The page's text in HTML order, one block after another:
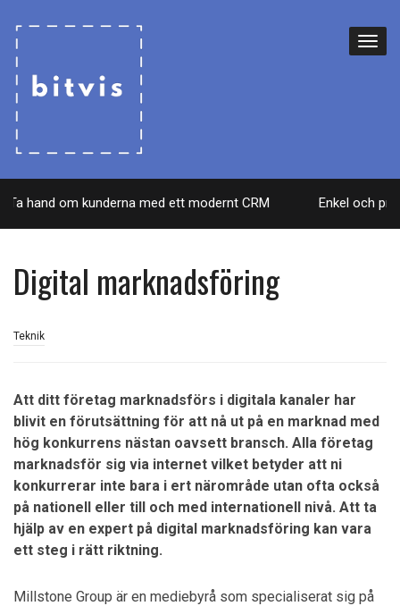
hand om kunderna med ett modernt CRM Enkel och
Digital marknadsföring
Teknik
Att ditt företag marknadsförs i digitala kanaler har
blivit en förutsättning för att nå ut på en marknad med
hög konkurrens nästan oavsett bransch. Alla företag
marknadsför sig via internet vilket betyder att ni
konkurrerar inte bara i ert närområde utan ofta också
på nationell eller till och med internationell nivå. Att ta
hjälp av en expert på digital marknadsföring kan vara
ett steg i rätt riktning.
Millstone Group är en mediebyrå som specialiserat sig på